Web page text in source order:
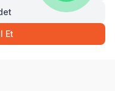
/ KOCAELİ
Et